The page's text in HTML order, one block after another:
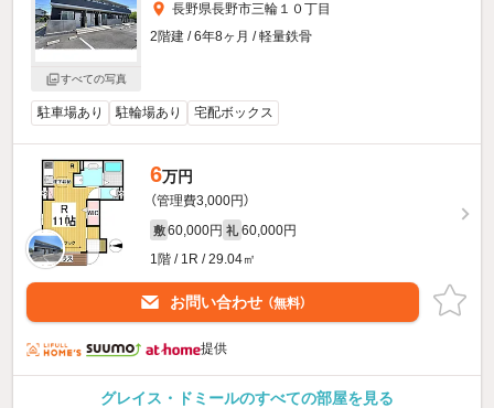
すべての写真
長野県長野市三輪１０丁目
2階建 / 6年8ヶ月 / 軽量鉄骨
駐車場あり 駐輪場あり 宅配ボックス
6万円
（管理費3,000円）
敷 60,000円 礼 60,000円
1階 / 1R / 29.04㎡
お問い合わせ （無料）
提供
グレイス・ドミールのすべての部屋を見る